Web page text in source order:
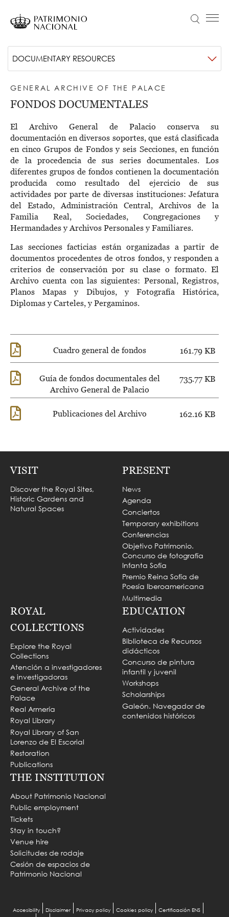
main
Idiomas
disponibles
Navegación
principal
NEWS
COLLECTION
ABOUT US
TRANSPARENCIA
TICKETS
Search
Submenú
-
Archivo
de
Palacio
DOCUMENTARY RESOURCES
GENERAL ARCHIVE OF THE PALACE
FONDOS DOCUMENTALES
El Archivo General de Palacio conserva su
documentación en diversos soportes, que está clasificada
en cinco Grupos de Fondos y seis Secciones, en función
de la procedencia de sus series documentales. Los
diferentes grupos de fondos contienen la documentación
producida como resultado del ejercicio de sus
actividades por parte de diversas instituciones: Jefatura
del Estado, Administración Central, Archivos de la
Familia Real, Sociedades, Congregaciones y
Hermandades y Archivos Personales y Familiares.
Las secciones facticias están organizadas a partir de
documentos procedentes de otros fondos, y responden a
criterios de conservación por su clase o formato. El
Archivo cuenta con las siguientes: Personal, Registros,
Planos Mapas y Dibujos, y Fotografía Histórica,
Diplomas y Carteles, y Pergaminos.
Cuadro general de fondos 161.79 KB
Guía de fondos documentales del
Archivo General de Palacio
735.77 KB
Publicaciones del Archivo 162.16 KB
VISIT
Discover the Royal Sites,
Historic Gardens and
Natural Spaces
PRESENT
News
Agenda
Conciertos
Temporary exhibitions
Conferencias
Objetivo Patrimonio.
Concurso de fotografía
Infanta Sofía
Premio Reina Sofía de
Poesía Iberoamericana
Multimedia
ROYAL
COLLECTIONS
Explore the Royal
Collections
Atención a investigadores
e investigadoras
General Archive of the
Palace
Real Armería
Royal Library
Royal Library of San
Lorenzo de El Escorial
Restoration
Publications
EDUCATION
Actividades
Biblioteca de Recursos
didácticos
Concurso de pintura
infantil y juvenil
Workshops
Scholarships
Galeón. Navegador de
contenidos históricos
THE INSTITUTION
About Patrimonio Nacional
Public employment
Tickets
Stay in touch?
Venue hire
Solicitudes de rodaje
Cesión de espacios de
Patrimonio Nacional
Menu
Accesibility Disclaimer Privacy policy Cookies policy
Certificación ENS